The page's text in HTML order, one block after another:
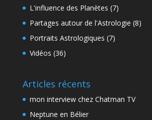
L'influence des Planètes (7)
Partages autour de l'Astrologie (8)
Portraits Astrologiques (7)
Vidéos (36)
Articles récents
mon interview chez Chatman TV
Neptune en Bélier